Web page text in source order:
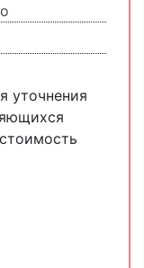
уточнения